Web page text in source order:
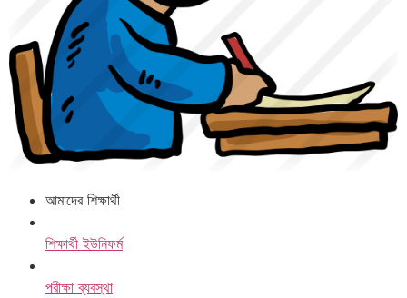
আমাদের শিক্ষার্থী
শিক্ষার্থী ইউনিফর্ম
পরীক্ষা ব্যবস্থা